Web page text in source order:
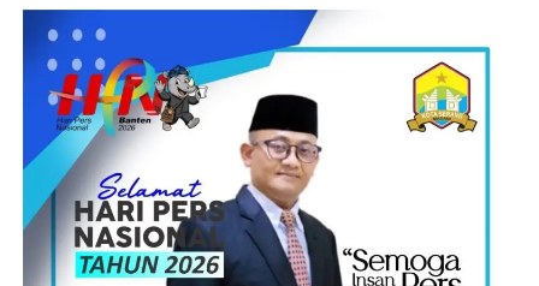
memang perlu musrembang untuk merencanakan semua
kegiatan yang ada di Kota Serang,” Ujarnya
“Yang sudah di rencanakan di musrembang kali ini harus
menjadi prioritas dan harus di jalankan dan yang menjadi
prioritas tahun ini adalah infrastruktur dan bangunan gedung,”
jelasnya
“H. Mashudi berharap bahwa semua permasalahan